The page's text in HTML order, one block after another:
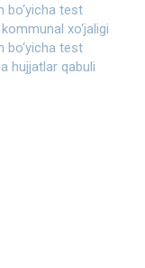
bo‘yicha test
xo‘jaligi
bo‘yicha test
hujjatlar qabuli